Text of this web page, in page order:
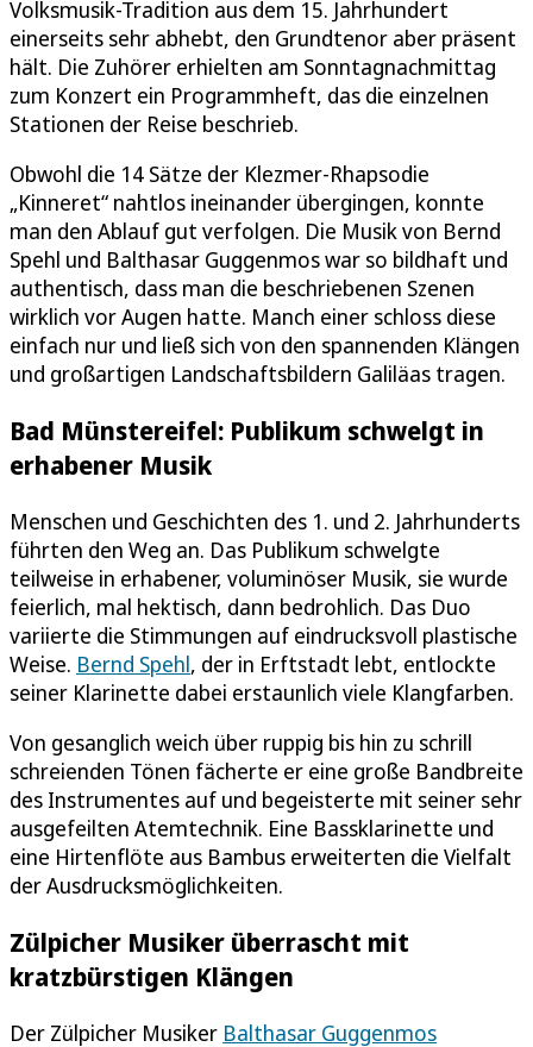
Volksmusik-Tradition aus dem 15. Jahrhundert
einerseits sehr abhebt, den Grundtenor aber präsent
hält. Die Zuhörer erhielten am Sonntagnachmittag
zum Konzert ein Programmheft, das die einzelnen
Stationen der Reise beschrieb.
Obwohl die 14 Sätze der Klezmer-Rhapsodie
„Kinneret“ nahtlos ineinander übergingen, konnte
man den Ablauf gut verfolgen. Die Musik von Bernd
Spehl und Balthasar Guggenmos war so bildhaft und
authentisch, dass man die beschriebenen Szenen
wirklich vor Augen hatte. Manch einer schloss diese
einfach nur und ließ sich von den spannenden Klängen
und großartigen Landschaftsbildern Galiläas tragen.
Bad Münstereifel: Publikum schwelgt in
erhabener Musik
Menschen und Geschichten des 1. und 2. Jahrhunderts
führten den Weg an. Das Publikum schwelgte
teilweise in erhabener, voluminöser Musik, sie wurde
feierlich, mal hektisch, dann bedrohlich. Das Duo
variierte die Stimmungen auf eindrucksvoll plastische
Weise. Bernd Spehl, der in Erftstadt lebt, entlockte
seiner Klarinette dabei erstaunlich viele Klangfarben.
Von gesanglich weich über ruppig bis hin zu schrill
schreienden Tönen fächerte er eine große Bandbreite
des Instrumentes auf und begeisterte mit seiner sehr
ausgefeilten Atemtechnik. Eine Bassklarinette und
eine Hirtenflöte aus Bambus erweiterten die Vielfalt
der Ausdrucksmöglichkeiten.
Zülpicher Musiker überrascht mit
kratzbürstigen Klängen
Der Zülpicher Musiker Balthasar Guggenmos